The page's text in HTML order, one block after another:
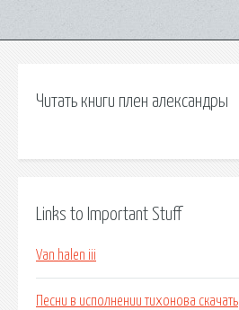
Читать книги плен александры
Links to Important Stuff
Van halen iii
Песни в исполнении тихонова скачать